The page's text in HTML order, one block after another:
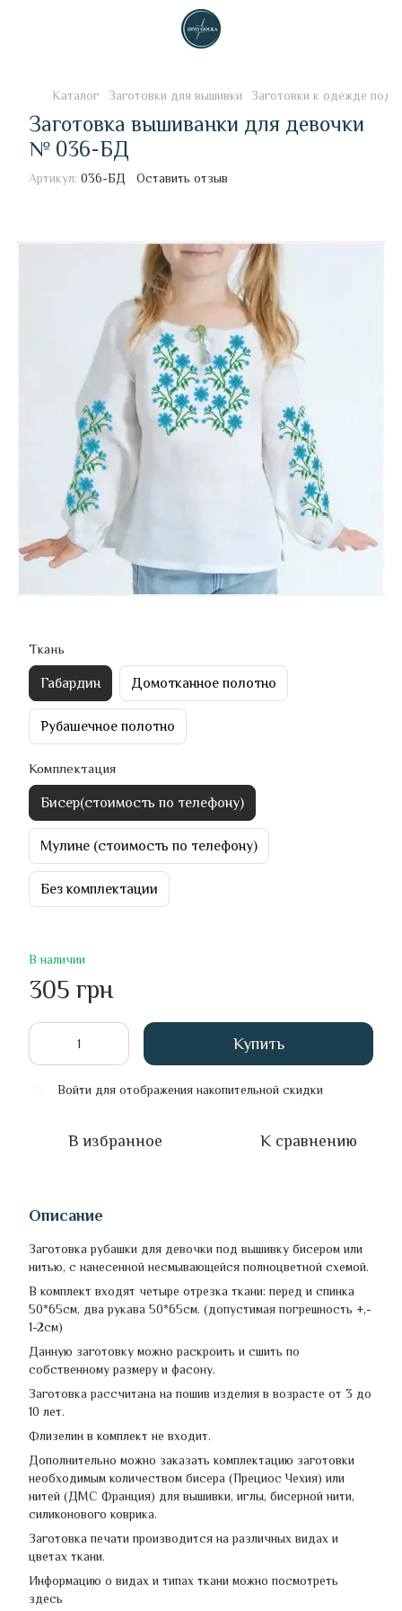
Каталог Заготовки для вышивки Заготовки к одежде под
Заготовка вышиванки для девочки
№ 036-БД
Артикул: 036-БД Оставить отзыв
Ткань
Габардин Домотканное полотно
Рубашечное полотно
Комплектация
Бисер(стоимость по телефону)
Мулине (стоимость по телефону)
Без комплектации
В наличии
305 грн
Купить
Войти для отображения накопительной скидки
В избранное К сравнению
Описание
Заготовка рубашки для девочки под вышивку бисером или
нитью, с нанесенной несмывающейся полноцветной схемой.
В комплект входят четыре отрезка ткани: перед и спинка
50*65см, два рукава 50*65см. (допустимая погрешность +,-
1-2см)
Данную заготовку можно раскроить и сшить по
собственному размеру и фасону.
Заготовка рассчитана на пошив изделия в возрасте от 3 до
10 лет.
Флизелин в комплект не входит.
Дополнительно можно заказать комплектацию заготовки
необходимым количеством бисера (Прециос Чехия) или
нитей (ДМС Франция) для вышивки, иглы, бисерной нити,
силиконового коврика.
Заготовка печати производится на различных видах и
цветах ткани.
Информацию о видах и типах ткани можно посмотреть
здесь